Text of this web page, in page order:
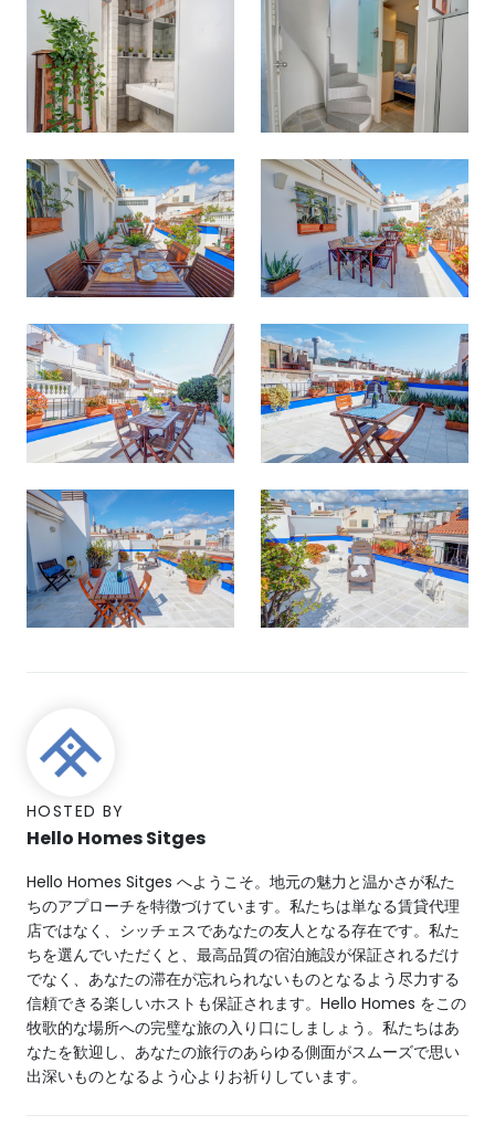
HOSTED BY
Hello Homes Sitges
Hello Homes Sitges へようこそ。地元の魅力と温かさが私た
ちのアプローチを特徴づけています。私たちは単なる賃貸代理
店ではなく、シッチェスであなたの友人となる存在です。私た
ちを選んでいただくと、最高品質の宿泊施設が保証されるだけ
でなく、あなたの滞在が忘れられないものとなるよう尽力する
信頼できる楽しいホストも保証されます。Hello Homes をこの
牧歌的な場所への完璧な旅の入り口にしましょう。私たちはあ
なたを歓迎し、あなたの旅行のあらゆる側面がスムーズで思い
出深いものとなるよう心よりお祈りしています。